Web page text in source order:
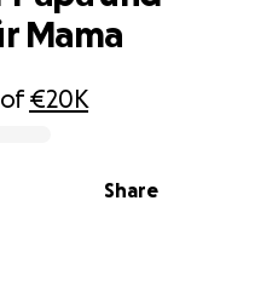
of€20K
Share
Mama